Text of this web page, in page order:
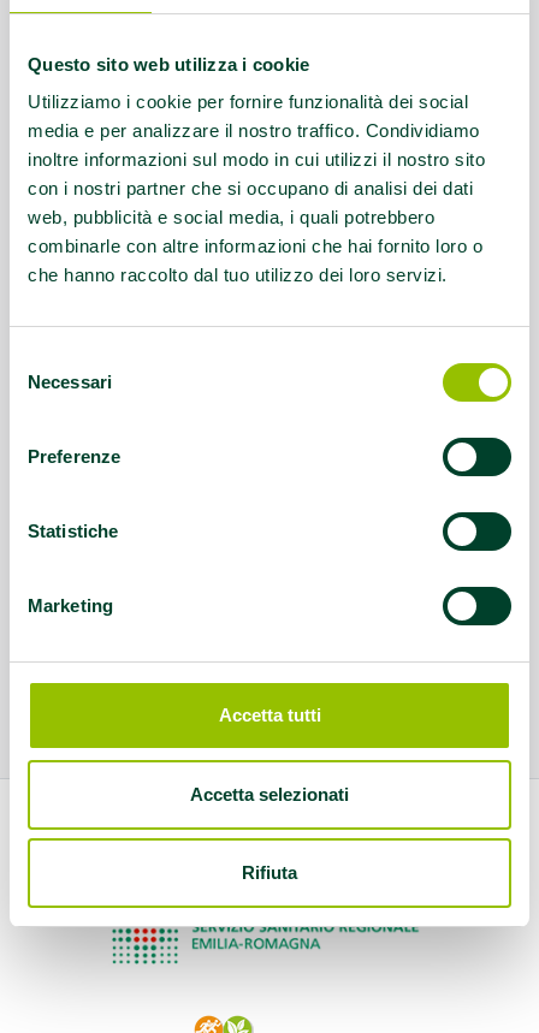
Questo sito web utilizza i cookie
Utilizziamo i cookie per fornire funzionalità dei social
media e per analizzare il nostro traffico. Condividiamo
inoltre informazioni sul modo in cui utilizzi il nostro sito
con i nostri partner che si occupano di analisi dei dati
web, pubblicità e social media, i quali potrebbero
combinarle con altre informazioni che hai fornito loro o
che hanno raccolto dal tuo utilizzo dei loro servizi.
delNecessari
Preferenze
Statistiche
Marketing
Accetta tutti
Accetta selezionati
Rifiuta
info@centro21.it
INTELLETTIVA-RELAZIONALE
Questo contenuto si trova inDisabilità e sport